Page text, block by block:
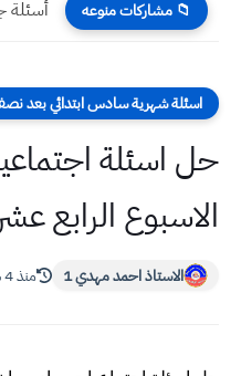
📁 مشاركات منوعه
اسئلة شهرية سادس ابتدائي بعد
حل اسئلة
الاسبوع الرابع
الاستاذ احمد مهدي 1 منذ 4 سنة